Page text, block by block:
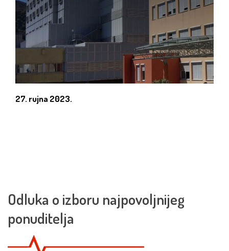
27. rujna 2023.
Odluka o izboru najpovoljnijeg
ponuditelja